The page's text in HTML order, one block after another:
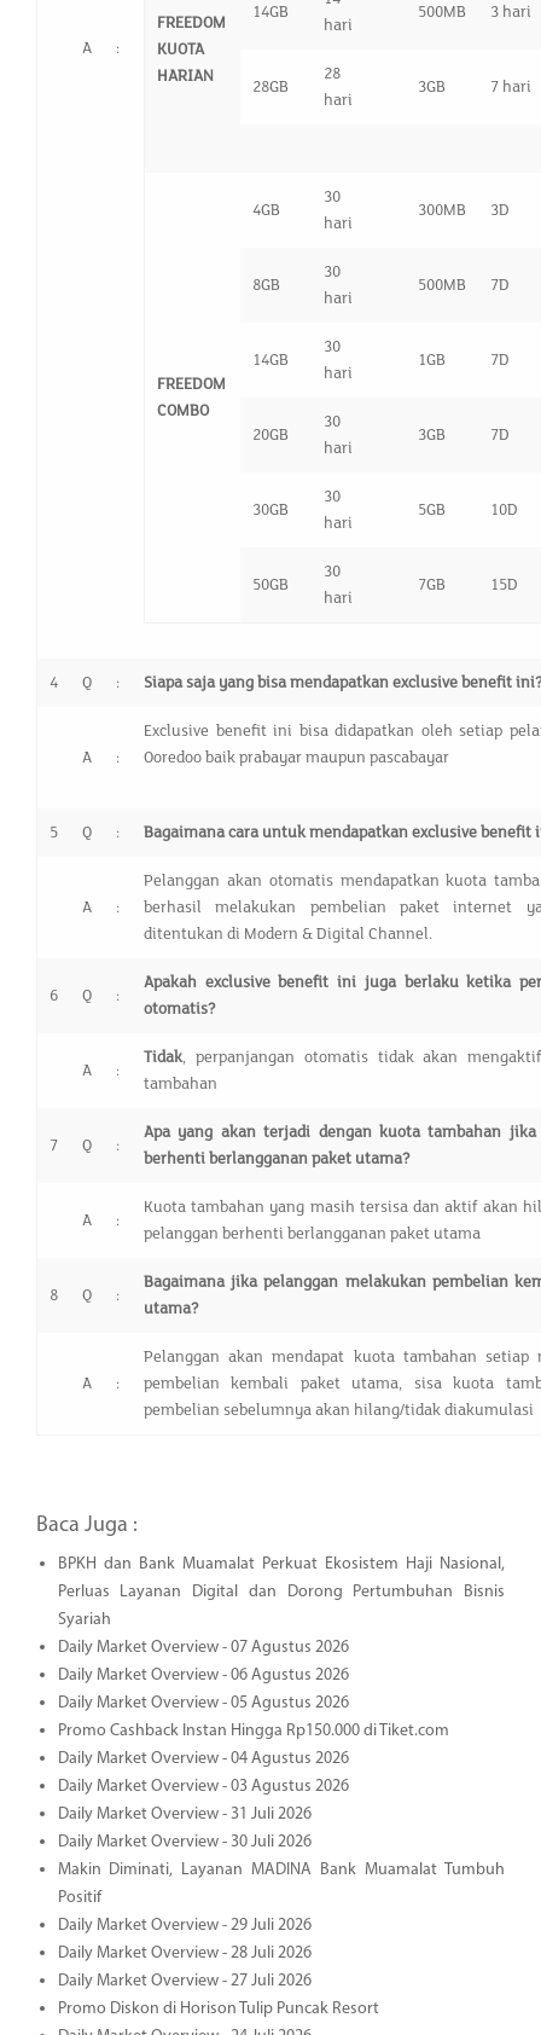
A :
FREEDOM
KUOTA
HARIAN
14GB
hari
500MB 3 hari
28GB
28
hari
3GB 7 hari
FREEDOM
COMBO
4GB
30
hari
300MB 3D
8GB
30
hari
500MB 7D
14GB
30
hari
1GB 7D
20GB
30
hari
3GB 7D
30GB
30
hari
5GB 10D
50GB
30
hari
7GB 15D
4 Q : Siapa saja yang bisa mendapatkan exclusive benefit
A :
Exclusive benefit ini bisa didapatkan oleh setiap
Ooredoo baik prabayar maupun pascabayar
5 Q : Bagaimana cara untuk mendapatkan exclusive benefit
A :
Pelanggan akan otomatis mendapatkan kuota
berhasil melakukan pembelian paket internet
ditentukan di Modern & Digital Channel.
6 Q :
Apakah exclusive benefit ini juga berlaku ketika
otomatis?
A :
Tidak, perpanjangan otomatis tidak akan
tambahan
7 Q :
Apa yang akan terjadi dengan kuota tambahan jika
berhenti berlangganan paket utama?
A :
Kuota tambahan yang masih tersisa dan aktif akan
pelanggan berhenti berlangganan paket utama
8 Q :
Bagaimana jika pelanggan melakukan pembelian
utama?
A :
Pelanggan akan mendapat kuota tambahan setiap
pembelian kembali paket utama, sisa kuota
pembelian sebelumnya akan hilang/tidak diakumulasi
Baca Juga :
BPKH dan Bank Muamalat Perkuat Ekosistem Haji Nasional,
Perluas Layanan Digital dan Dorong Pertumbuhan Bisnis
Syariah
Daily Market Overview - 07 Agustus 2026
Daily Market Overview - 06 Agustus 2026
Daily Market Overview - 05 Agustus 2026
Promo Cashback Instan Hingga Rp150.000 di Tiket.com
Daily Market Overview - 04 Agustus 2026
Daily Market Overview - 03 Agustus 2026
Daily Market Overview - 31 Juli 2026
Daily Market Overview - 30 Juli 2026
Makin Diminati, Layanan MADINA Bank Muamalat Tumbuh
Positif
Daily Market Overview - 29 Juli 2026
Daily Market Overview - 28 Juli 2026
Daily Market Overview - 27 Juli 2026
Promo Diskon di Horison Tulip Puncak Resort